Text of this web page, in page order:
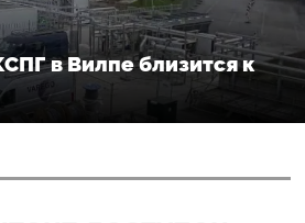
в Вилпе близится к